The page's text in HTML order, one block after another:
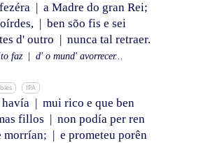
| a Madre do gran Rei;
| ben sõo fis e sei
d' outro | nunca tal retraer.
faz d' o mund' avorrecer...
IPA
| mui rico e que ben
fillos | non podía per ren
morrían; | e prometeu porên